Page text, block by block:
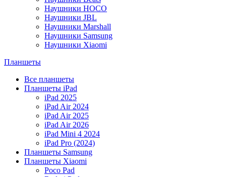
Наушники HOCO
Наушники JBL
Наушники Marshall
Наушники Samsung
Наушники Xiaomi
Планшеты
Все планшеты
Планшеты iPad
iPad 2025
iPad Air 2024
iPad Air 2025
iPad Air 2026
iPad Mini 4 2024
iPad Pro (2024)
Планшеты Samsung
Планшеты Xiaomi
Poco Pad